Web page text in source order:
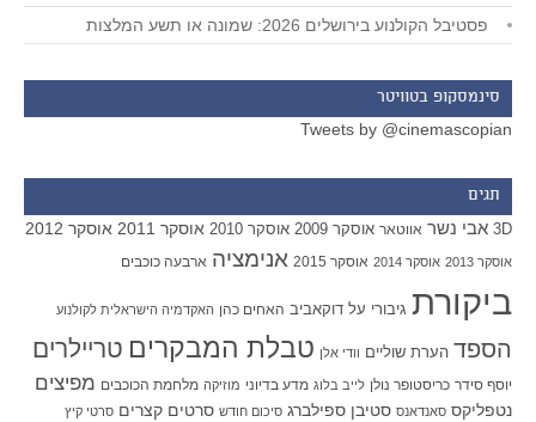
פסטיבל הקולנוע בירושלים 2026: שמונה או תשע המלצות
סינמסקופ בטוויטר
Tweets by @cinemascopian
תגים
3D אבי נשר אווטאר אוסקר 2009 אוסקר 2010 אוסקר 2011 אוסקר 2012
אוסקר 2013 אוסקר 2014 אוסקר 2015 אנימציה ארבעה כוכבים
ביקורת גיבורי על דוקאביב האחים כהן האקדמיה הישראלית לקולנוע
הספד הערת שוליים וודי אלן טבלת המבקרים טריילרים
יוסף סידר כריסטופר נולן לייב בלוג מדע בדיוני מוזיקה מלחמת הכוכבים מפיצים
נטפליקס סאנדאנס סטיבן ספילברג סיכום חודש סרטים קצרים סרטי קיץ